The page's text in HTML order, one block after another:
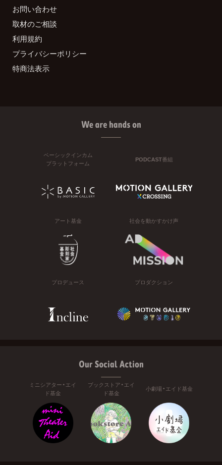
お問い合わせ
取材のご相談
利用規約
プライバシーポリシー
特商法表示
We are hands on
ベーシックインカム
プラットフォーム
PODCAST番組
アート基金 社会を動かすかけ声
プロデュース プロダクション
Our Social Action
ミニシアター・エイ
ド基金
ブックストア・エイ
ド基金
小劇場・エイド基金